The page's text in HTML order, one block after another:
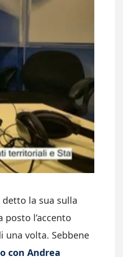
detto la sua sulla
l’accento
una volta. Sebbene
con Andrea